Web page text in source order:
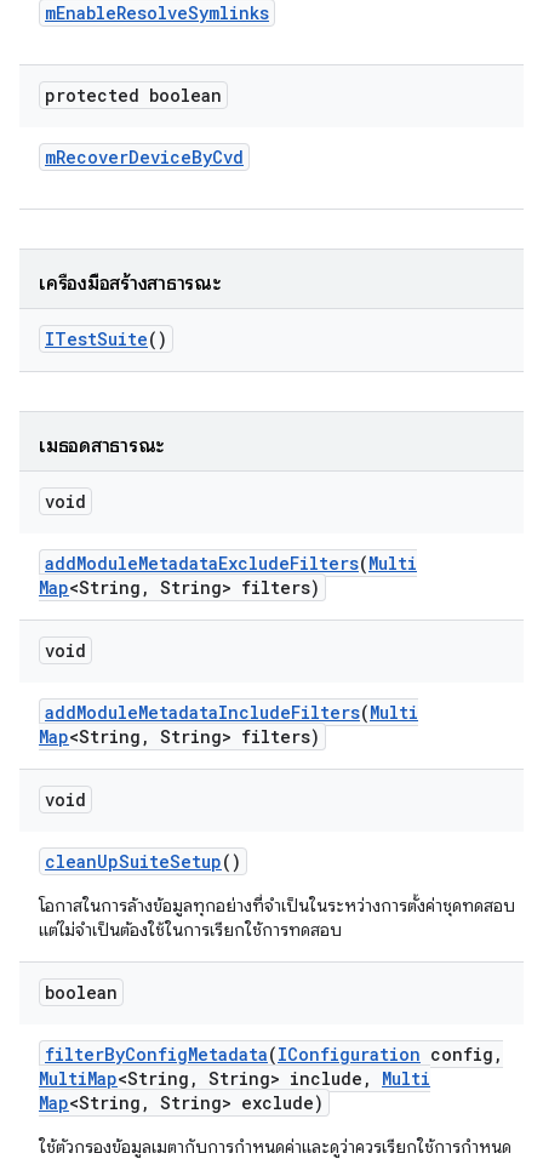
mEnableResolveSymlinks
protected boolean
mRecoverDeviceByCvd
เครื่องมือสร้างสาธารณะ
ITestSuite()
เมธอดสาธารณะ
void
addModuleMetadataExcludeFilters(Multi
Map<String , String> filters)
void
addModuleMetadataIncludeFilters(Multi
Map<String , String> filters)
void
cleanUpSuiteSetup()
โอกาสในการล้างข้อมูลทุกอย่างที่จำเป็นในระหว่างการตั้งค่าชุดทดสอบ
แต่ไม่จำเป็นต้องใช้ในการเรียกใช้การทดสอบ
boolean
filterByConfigMetadata(IConfiguration config ,
MultiMap<String , String> include ,
Multi
Map<String , String> exclude)
ใช้ตัวกรองข้อมูลเมตากับการกำหนดค่าและดูว่าควรเรียกใช้การกำหนด